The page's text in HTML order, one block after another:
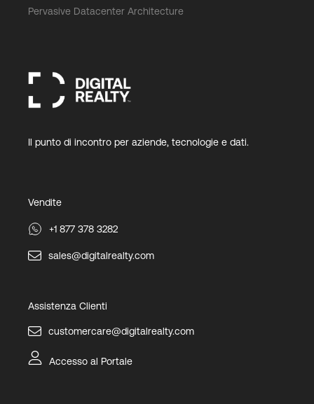
Pervasive Datacenter Architecture
Il punto di incontro per aziende, tecnologie e dati.
Vendite
+1 877 378 3282
sales@digitalrealty.com
Assistenza Clienti
customercare@digitalrealty.com
Accesso al Portale